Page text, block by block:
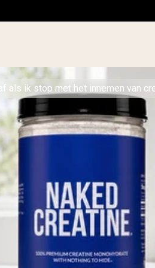
als ik stop met het innemen van